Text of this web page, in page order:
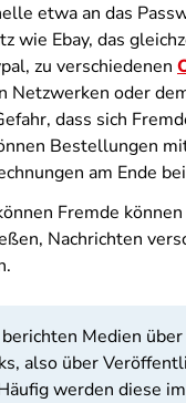
etwa an das
wie Ebay, das
zu verschiedenen
Netzwerken oder
dass sich
Bestellungen
am Ende
Fremde
Nachrichten
Medien
also über
werden diese